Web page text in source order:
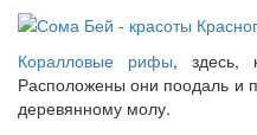
Коралловые рифы, здесь,
Расположены они поодаль и
деревянному молу.